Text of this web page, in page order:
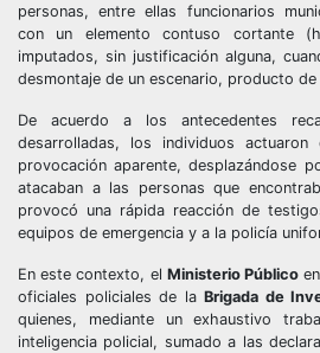
personas, entre ellas funcionarios
con un elemento contuso cortante
imputados, sin justificación alguna,
desmontaje de un escenario, producto
De acuerdo a los antecedentes
desarrolladas, los individuos
provocación aparente, desplazándose
atacaban a las personas que
provocó una rápida reacción de
equipos de emergencia y a la policía
En este contexto, el Ministerio Público
oficiales policiales de la Brigada de
quienes, mediante un exhaustivo
inteligencia policial, sumado a las